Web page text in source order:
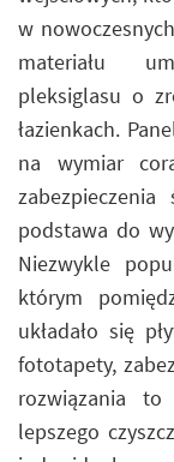
w
materiału
pleksiglasu o
łazienkach.
na wymiar
podstawa do
Niezwykle
którym
układało się
fototapety,
rozwiązania
lepszego